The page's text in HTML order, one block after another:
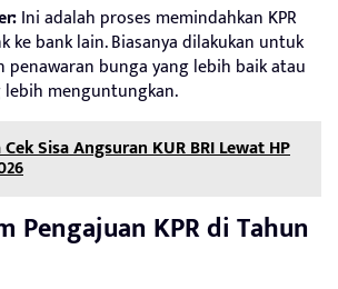
Ini adalah proses memindahkan KPR
ke bank lain. Biasanya dilakukan untuk
penawaran bunga yang lebih baik atau
menguntungkan.
Cek Sisa Angsuran KUR BRI Lewat HP
Pengajuan KPR di Tahun